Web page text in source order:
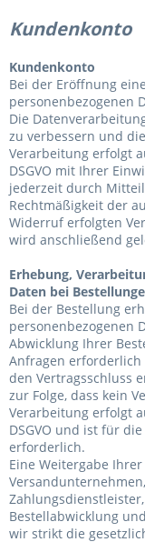
Kundenkonto
Bei der Eröffnung
personenbezogenen
Die
zu verbessern und
Verarbeitung erfolgt
DSGVO mit Ihrer
jederzeit durch
Rechtmäßigkeit der
Widerruf erfolgten
wird anschließend
Erhebung,
Daten bei
Bei der Bestellung
personenbezogenen
Abwicklung Ihrer
Anfragen
den Vertragsschluss
zur Folge, dass kein
Verarbeitung erfolgt
DSGVO und ist für
erforderlich.
Eine Weitergabe
Bestellabwicklung
wir strikt die